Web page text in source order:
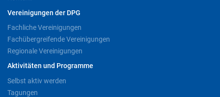
Vereinigungen der DPG
Fachliche Vereinigungen
Fachübergreifende Vereinigungen
Regionale Vereinigungen
Aktivitäten und Programme
Selbst aktiv werden
Tagungen